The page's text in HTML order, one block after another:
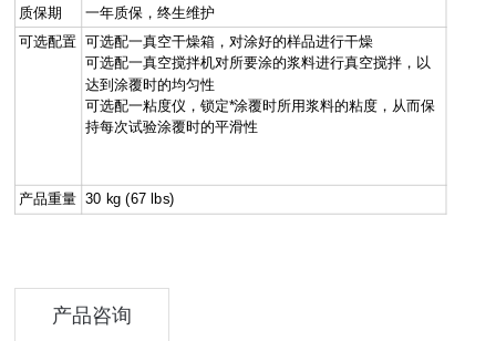
质保期
一年质保，终生维护
可选配置 可选配一真空干燥箱，对涂好的样品进行干燥
可选配一真空搅拌机对所要涂的浆料进行真空搅拌，以
达到涂覆时的均匀性
可选配一粘度仪，锁定*涂覆时所用浆料的粘度，从而保
持每次试验涂覆时的平滑性
产品重量 30 kg (67 lbs)
产品咨询